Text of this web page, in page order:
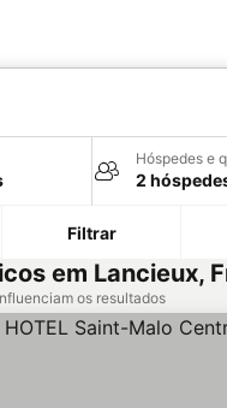
Hóspedes e
2
Filtrar
em Lancieux,
os resultados